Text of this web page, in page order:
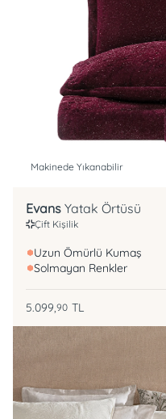
Makinede Yıkanabilir
Evans Yatak Örtüsü
Çift Kişilik
Uzun Ömürlü Kumaş
Solmayan Renkler
5.099,90 TL